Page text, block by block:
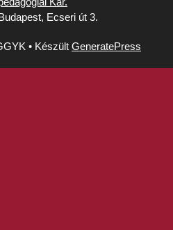
Ecseri út 3.
• Készült GeneratePress